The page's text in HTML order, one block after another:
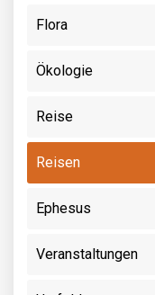
Flora
Ökologie
Reise
Reisen
Ephesus
Veranstaltungen